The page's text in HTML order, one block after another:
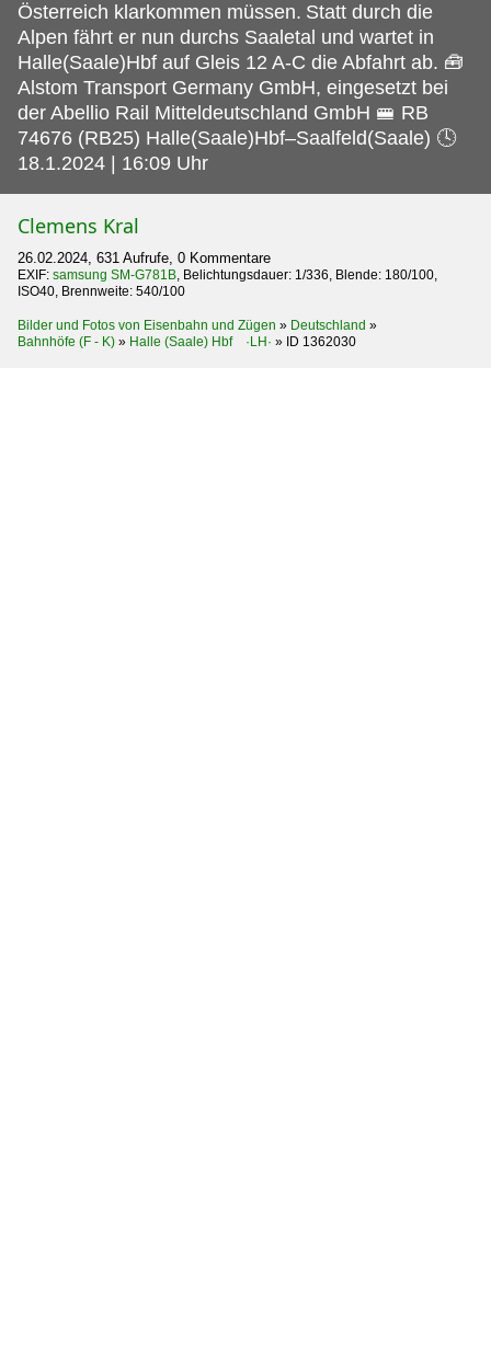
Österreich klarkommen müssen. Statt durch die
Alpen fährt er nun durchs Saaletal und wartet in
Halle(Saale)Hbf auf Gleis 12 A-C die Abfahrt ab. 🧰
Alstom Transport Germany GmbH, eingesetzt bei
der Abellio Rail Mitteldeutschland GmbH 🚝 RB
74676 (RB25) Halle(Saale)Hbf–Saalfeld(Saale) 🕓
18.1.2024 | 16:09 Uhr
Clemens Kral
26.02.2024, 631 Aufrufe, 0 Kommentare
EXIF: samsung SM-G781B, Belichtungsdauer: 1/336, Blende: 180/100,
ISO40, Brennweite: 540/100
Bilder und Fotos von Eisenbahn und Zügen » Deutschland »
Bahnhöfe (F - K) » Halle (Saale) Hbf ·LH· » ID 1362030